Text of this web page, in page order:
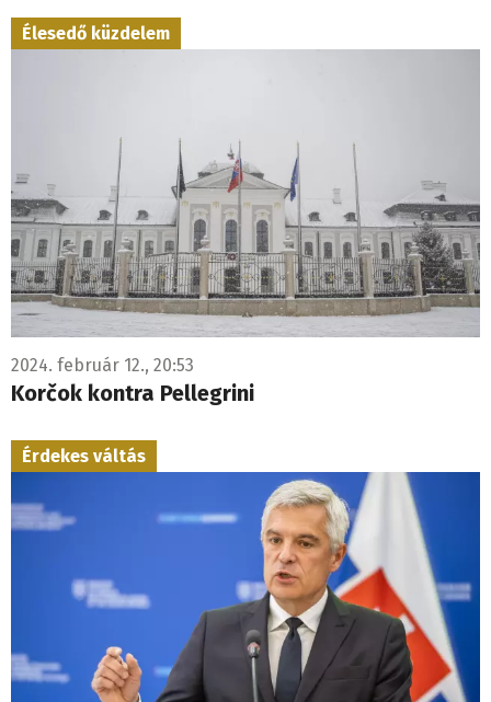
Élesedő küzdelem
2024. február 12., 20:53
Korčok kontra Pellegrini
Érdekes váltás